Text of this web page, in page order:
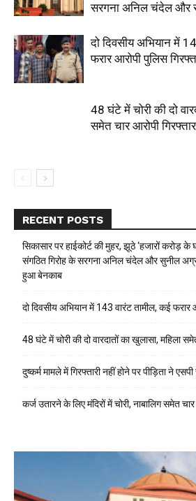
सरगना अनिल चंदेल और
दो दिवसीय अभियान में
फरार आरोपी पुलिस
48 घंटे में चोरी की दो
समेत चार आरोपी गिरफ्तार
RECENT POSTS
सिकासार पर हाईकोर्ट की मुहर, झूठे ‘हजारों करोड़ के
संगठित गिरोह के सरगना अनिल चंदेल और सुनील
हुआ बेनकाब
दो दिवसीय अभियान में 143 वारंट तामील, कई फरार
48 घंटे में चोरी की दो वारदातों का खुलासा, महिला
दुष्कर्म मामले में गिरफ्तारी नहीं होने पर पीड़िता ने
कर्ज उतारने के लिए मंदिरों में चोरी, नाबालिग समेत